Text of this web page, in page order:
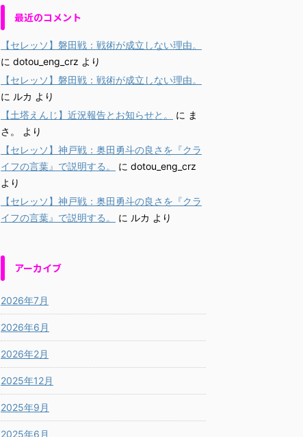
最近のコメント
【セレッソ】磐田戦：戦術が成立しない理由。
に dotou_eng_crz より
【セレッソ】磐田戦：戦術が成立しない理由。
に ルカ より
【土塔えんじ】近況報告とお知らせと。
に ま
さ。
より
【セレッソ】神戸戦：奥田勇斗の良さを『クラ
イフの言葉』で説明する。
に dotou_eng_crz
より
【セレッソ】神戸戦：奥田勇斗の良さを『クラ
イフの言葉』で説明する。
に ルカ より
アーカイブ
2026年7月
2026年6月
2026年2月
2025年12月
2025年9月
2025年6月